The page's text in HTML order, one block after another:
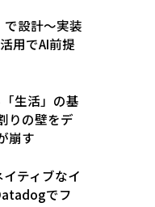
で設計〜実装
用でAI前提
生活」の基
りの壁をデ
崩す
ティブなイ
でフ